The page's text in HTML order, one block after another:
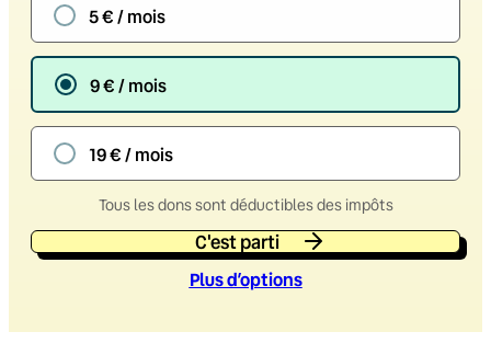
5 € / mois
9 € / mois
19 € / mois
Tous les dons sont déductibles des impôts
C'est parti
Plus d’options